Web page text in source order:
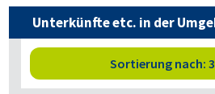
Unterkünfte etc. in der
Sortierung nach: